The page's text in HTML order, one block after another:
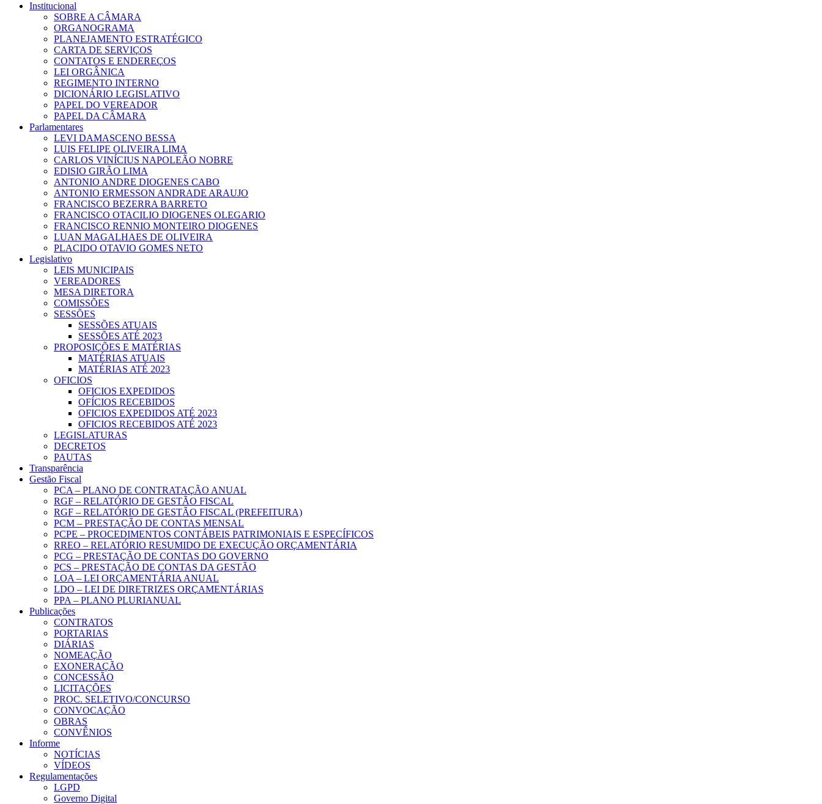
Institucional
SOBRE A CÂMARA
ORGANOGRAMA
PLANEJAMENTO ESTRATÉGICO
CARTA DE SERVIÇOS
CONTATOS E ENDEREÇOS
LEI ORGÂNICA
REGIMENTO INTERNO
DICIONÁRIO LEGISLATIVO
PAPEL DO VEREADOR
PAPEL DA CÂMARA
Parlamentares
LEVI DAMASCENO BESSA
LUIS FELIPE OLIVEIRA LIMA
CARLOS VINÍCIUS NAPOLEÃO NOBRE
EDISIO GIRÃO LIMA
ANTONIO ANDRE DIOGENES CABO
ANTONIO ERMESSON ANDRADE ARAUJO
FRANCISCO BEZERRA BARRETO
FRANCISCO OTACILIO DIOGENES OLEGARIO
FRANCISCO RENNIO MONTEIRO DIOGENES
LUAN MAGALHAES DE OLIVEIRA
PLACIDO OTAVIO GOMES NETO
Legislativo
LEIS MUNICIPAIS
VEREADORES
MESA DIRETORA
COMISSÕES
SESSÕES
SESSÕES ATUAIS
SESSÕES ATÉ 2023
PROPOSIÇÕES E MATÉRIAS
MATÉRIAS ATUAIS
MATÉRIAS ATÉ 2023
OFICIOS
OFICIOS EXPEDIDOS
OFÍCIOS RECEBIDOS
OFICIOS EXPEDIDOS ATÉ 2023
OFICIOS RECEBIDOS ATÉ 2023
LEGISLATURAS
DECRETOS
PAUTAS
Transparência
Gestão Fiscal
PCA – PLANO DE CONTRATAÇÃO ANUAL
RGF – RELATÓRIO DE GESTÃO FISCAL
RGF – RELATÓRIO DE GESTÃO FISCAL (PREFEITURA)
PCM – PRESTAÇÃO DE CONTAS MENSAL
PCPE – PROCEDIMENTOS CONTÁBEIS PATRIMONIAIS E ESPECÍFICOS
RREO – RELATÓRIO RESUMIDO DE EXECUÇÃO ORÇAMENTÁRIA
PCG – PRESTAÇÃO DE CONTAS DO GOVERNO
PCS – PRESTAÇÃO DE CONTAS DA GESTÃO
LOA – LEI ORÇAMENTÁRIA ANUAL
LDO – LEI DE DIRETRIZES ORÇAMENTÁRIAS
PPA – PLANO PLURIANUAL
Publicações
CONTRATOS
PORTARIAS
DIÁRIAS
NOMEAÇÃO
EXONERAÇÃO
CONCESSÃO
LICITAÇÕES
PROC. SELETIVO/CONCURSO
CONVOCAÇÃO
OBRAS
CONVÊNIOS
Informe
NOTÍCIAS
VÍDEOS
Regulamentações
LGPD
Governo Digital